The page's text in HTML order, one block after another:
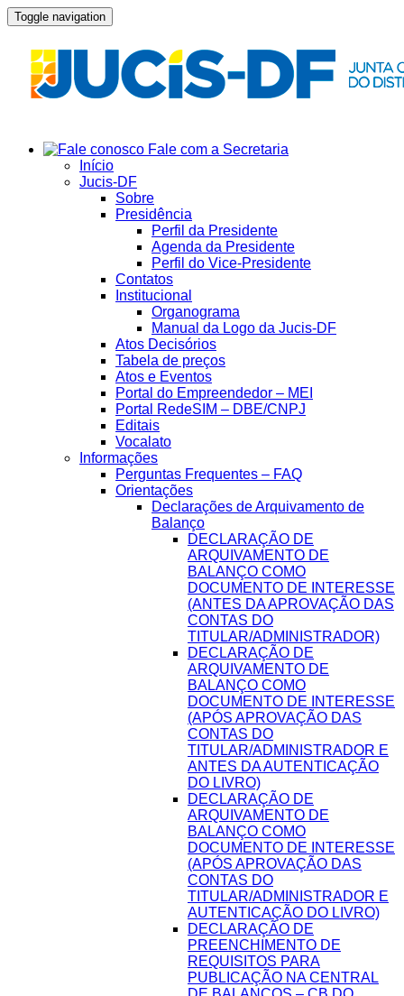
Toggle navigation
Fale com a Secretaria
Início
Jucis-DF
Sobre
Presidência
Perfil da Presidente
Agenda da Presidente
Perfil do Vice-Presidente
Contatos
Institucional
Organograma
Manual da Logo da Jucis-DF
Atos Decisórios
Tabela de preços
Atos e Eventos
Portal do Empreendedor – MEI
Portal RedeSIM – DBE/CNPJ
Editais
Vocalato
Informações
Perguntas Frequentes – FAQ
Orientações
Declarações de Arquivamento de
Balanço
DECLARAÇÃO DE
ARQUIVAMENTO DE
BALANÇO COMO
DOCUMENTO DE INTERESSE
(ANTES DA APROVAÇÃO DAS
CONTAS DO
TITULAR/ADMINISTRADOR)
DECLARAÇÃO DE
ARQUIVAMENTO DE
BALANÇO COMO
DOCUMENTO DE INTERESSE
(APÓS APROVAÇÃO DAS
CONTAS DO
TITULAR/ADMINISTRADOR E
ANTES DA AUTENTICAÇÃO
DO LIVRO)
DECLARAÇÃO DE
ARQUIVAMENTO DE
BALANÇO COMO
DOCUMENTO DE INTERESSE
(APÓS APROVAÇÃO DAS
CONTAS DO
TITULAR/ADMINISTRADOR E
AUTENTICAÇÃO DO LIVRO)
DECLARAÇÃO DE
PREENCHIMENTO DE
REQUISITOS PARA
PUBLICAÇÃO NA CENTRAL